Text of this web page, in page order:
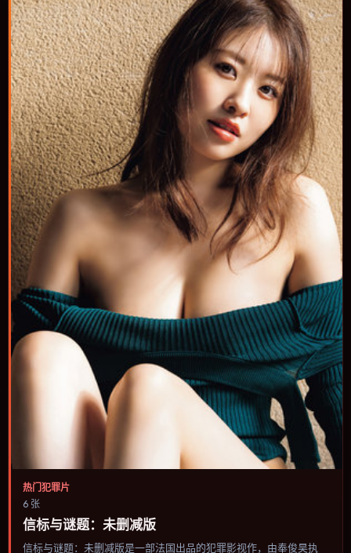
热门犯罪片
6 张
信标与谜题：未删减版
信标与谜题：未删减版是一部法国出品的犯罪影视作，由奉俊昊执